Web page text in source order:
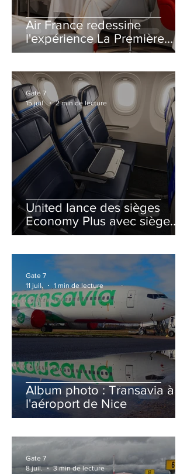
Air France redessine
l'expérience La Première
avec un salon entièrement
United lance des sièges
Economy Plus avec siège
central neutralisé
Gate 7
15 juil.
2 min de lecture
Album photo : Transavia à
l'aéroport de Nice
Gate 7
11 juil.
1 min de lecture
Gate 7
8 juil.
3 min de lecture